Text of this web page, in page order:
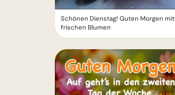
Schönen Dienstag! Guten Morgen mit
frischen Blumen